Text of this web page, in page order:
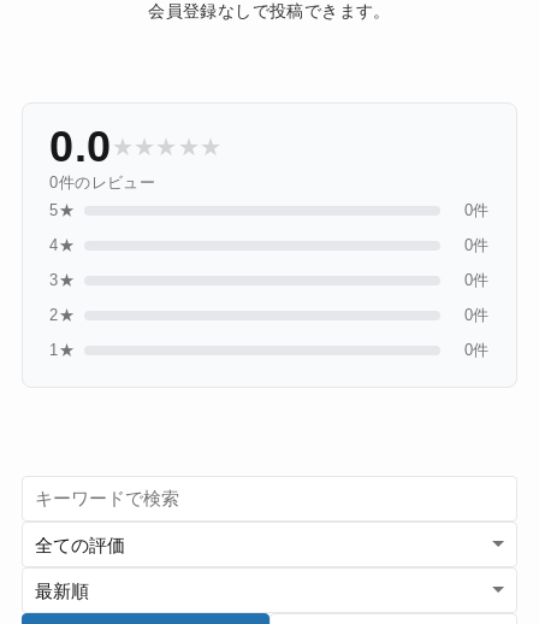
会員登録なしで投稿できます。
0.0 ★ ★ ★ ★ ★
0件のレビュー
5★
0件
4★
0件
3★
0件
2★
0件
1★
0件